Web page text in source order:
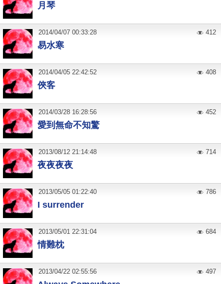
月琴
易水寒
2014/04/07 00:33:28 412
俠客
2014/04/05 22:42:52 408
愛到無命不知驚
2014/03/28 16:28:56 452
夜夜夜夜
2013/08/12 21:14:48 714
I surrender
2013/05/05 01:22:40 786
情難枕
2013/05/01 22:31:04 684
2013/04/22 02:55:56 497